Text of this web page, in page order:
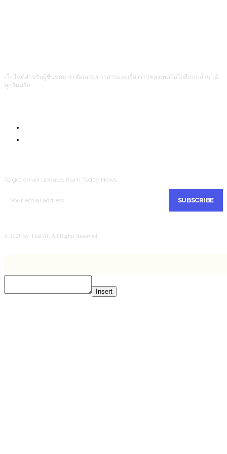
เว็บไซต์สำหรับผู้ชื่นชอบ AI ติดตามข่าวสารและเรื่องราวของเทคโนโลยีแบบล้ำๆ ได้
ทุกวันครับ
To get email updates from Today News.
SUBSCRIBE
© 2026 by Thai AI. All Rights Reserved.
Insert